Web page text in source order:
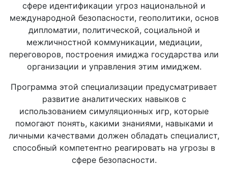
сфере идентификации угроз национальной и
международной безопасности, геополитики, основ
дипломатии, политической, социальной и
межличностной коммуникации, медиации,
переговоров, построения имиджа государства или
организации и управления этим имиджем.
Программа этой специализации предусматривает
развитие аналитических навыков с
использованием симуляционных игр, которые
помогают понять, какими знаниями, навыками и
личными качествами должен обладать специалист,
способный компетентно реагировать на угрозы в
сфере безопасности.